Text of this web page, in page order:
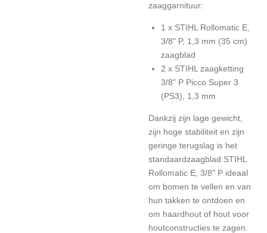
zaaggarnituur:
1 x STIHL Rollomatic E,
3/8" P, 1,3 mm (35 cm)
zaagblad
2 x STIHL zaagketting
3/8" P Picco Super 3
(PS3), 1,3 mm
Dankzij zijn lage gewicht,
zijn hoge stabiliteit en zijn
geringe terugslag is het
standaardzaagblad STIHL
Rollomatic E, 3/8" P ideaal
om bomen te vellen en van
hun takken te ontdoen en
om haardhout of hout voor
houtconstructies te zagen.